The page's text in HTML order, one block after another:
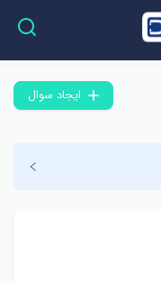
ایجاد سوال